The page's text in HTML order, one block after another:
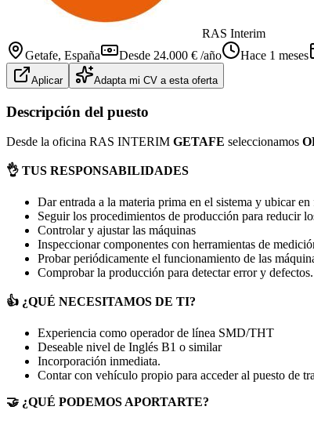
RAS Interim
Getafe, España Desde 24.000 € /año Hace 1 meses
Aplicar Adapta mi CV a esta oferta
Descripción del puesto
Desde la oficina RAS INTERIM GETAFE seleccionamos
👌 TUS RESPONSABILIDADES
Dar entrada a la materia prima en el sistema y ubicar
Seguir los procedimientos de producción para reducir
Controlar y ajustar las máquinas
Inspeccionar componentes con herramientas de
Probar periódicamente el funcionamiento de las
Comprobar la producción para detectar error y defectos.
👍 ¿QUÉ NECESITAMOS DE TI?
Experiencia como operador de línea SMD/THT
Deseable nivel de Inglés B1 o similar
Incorporación inmediata.
Contar con vehículo propio para acceder al puesto de
🤝 ¿QUÉ PODEMOS APORTARTE?